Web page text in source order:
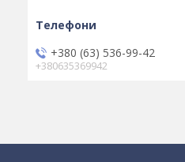
+380 (63) 536-99-42
+380635369942